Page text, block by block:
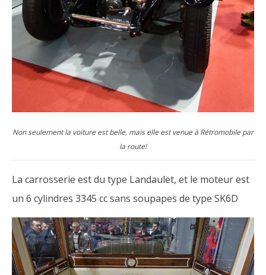
Non seulement la voiture est belle, mais elle est venue à Rétromobile par
la route!
La carrosserie est du type Landaulet, et le moteur est
un 6 cylindres 3345 cc sans soupapes de type SK6D